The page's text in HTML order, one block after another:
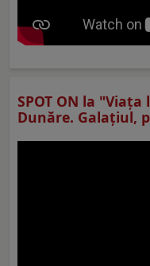
SPOT ON la
Dunăre. Galațiul,